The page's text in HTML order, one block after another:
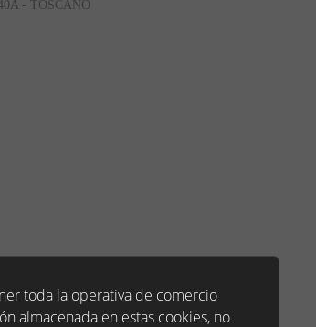
- TOSCANO
- toda la operativa de comercio
almacenada en estas cookies, no